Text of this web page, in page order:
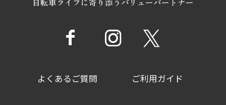
よくあるご質問 ご利用ガイド